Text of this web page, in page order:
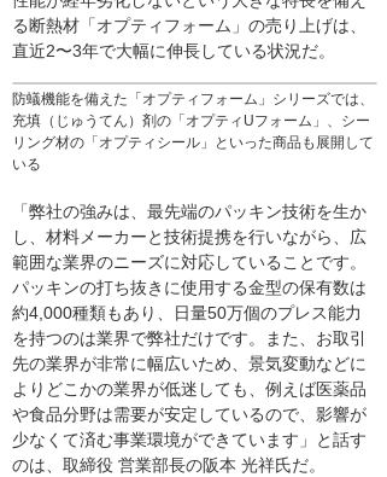
防蟻機能を備えた「オプティフォーム」シリーズでは、
充填（じゅうてん）剤の「オプティUフォーム」、シー
リング材の「オプティシール」といった商品も展開して
いる
る断熱材「オプティフォーム」の売り上げは、
直近2〜3年で大幅に伸長している状況だ。
「弊社の強みは、最先端のパッキン技術を生か
し、材料メーカーと技術提携を行いながら、広
範囲な業界のニーズに対応していることです。
パッキンの打ち抜きに使用する金型の保有数は
約4,000種類もあり、日量50万個のプレス能力
を持つのは業界で弊社だけです。また、お取引
先の業界が非常に幅広いため、景気変動などに
よりどこかの業界が低迷しても、例えば医薬品
や食品分野は需要が安定しているので、影響が
少なくて済む事業環境ができています」と話す
のは、取締役 営業部長の阪本 光祥氏だ。